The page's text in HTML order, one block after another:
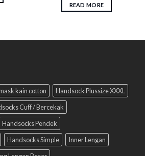
READ MORE
kain cotton
Handsock Plussize XXXL
Cuff / Bercekak
Handsocks Pendek
Handsocks Simple
Inner Lengan